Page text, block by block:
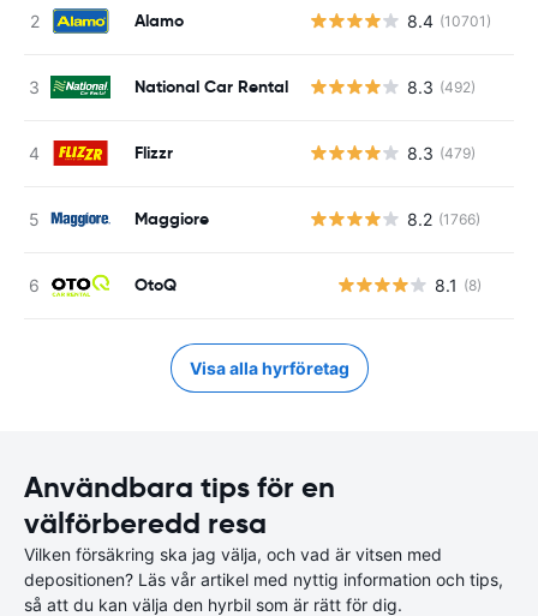
Alamo 8.4 (10701)
National Car Rental 8.3 (492)
Flizzr 8.3 (479)
Maggiore 8.2 (1766)
OtoQ 8.1 (8)
Visa alla hyrföretag
Användbara tips för en
välförberedd resa
Vilken försäkring ska jag välja, och vad är vitsen med
depositionen? Läs vår artikel med nyttig information och tips,
så att du kan välja den hyrbil som är rätt för dig.